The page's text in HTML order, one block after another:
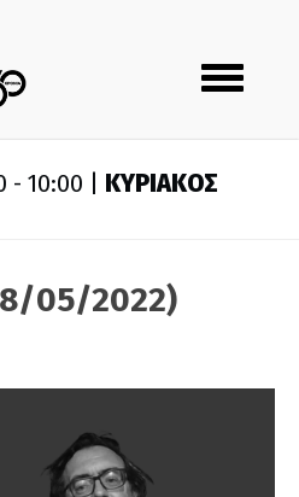
Toggle
navigation
- 10:00 | ΚΥΡΙΑΚΟΣ
05/2022)